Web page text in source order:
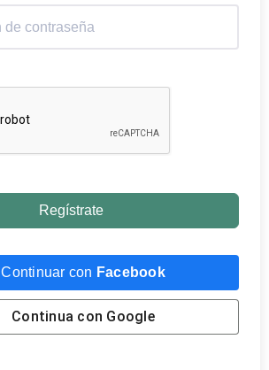
Regístrate
Continuar con Facebook
Continua con Google